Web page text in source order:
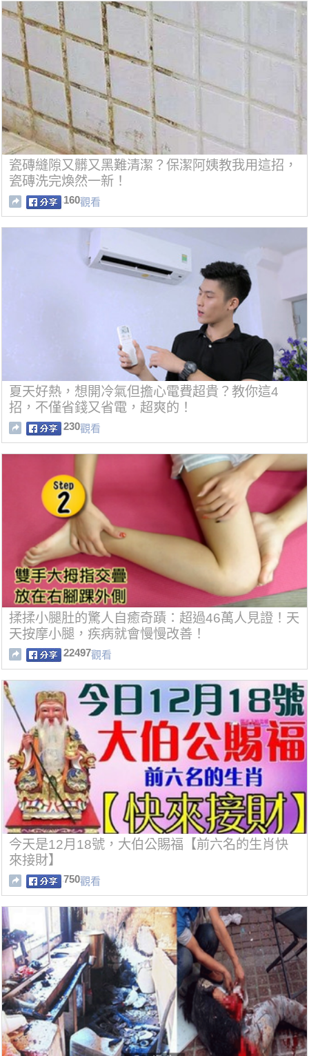
瓷磚縫隙又髒又黑難清潔？保潔阿姨教我用這招，
瓷磚洗完煥然一新！
160觀看
夏天好熱，想開冷氣但擔心電費超貴？教你這4
招，不僅省錢又省電，超爽的！
230觀看
揉揉小腿肚的驚人自癒奇蹟：超過46萬人見證！天
天按摩小腿，疾病就會慢慢改善！
22497觀看
今天是12月18號，大伯公賜福【前六名的生肖快
來接財】
750觀看